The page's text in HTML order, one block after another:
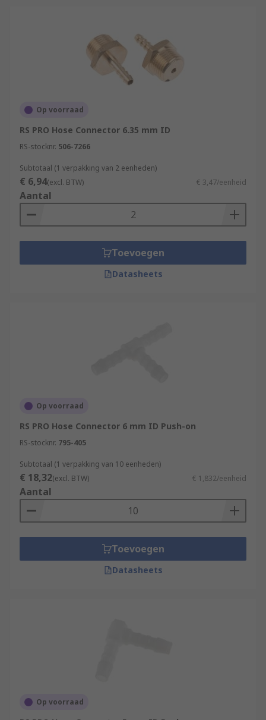
Op voorraad
RS PRO Hose Connector 6.35 mm ID
RS-stocknr. 506-7266
Subtotaal (1 verpakking van 2 eenheden)
€ 6,94(excl. BTW) € 3,47/eenheid
Aantal
Toevoegen
Datasheets
Op voorraad
RS PRO Hose Connector 6 mm ID Push-on
RS-stocknr. 795-405
Subtotaal (1 verpakking van 10 eenheden)
€ 18,32(excl. BTW) € 1,832/eenheid
Aantal
Toevoegen
Datasheets
Op voorraad